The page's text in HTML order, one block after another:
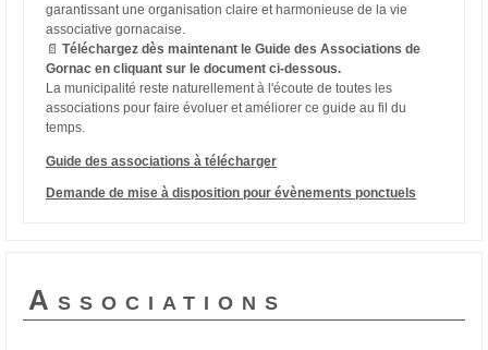
garantissant une organisation claire et harmonieuse de la vie
associative gornacaise.
📄 Téléchargez dès maintenant le Guide des Associations de
Gornac en cliquant sur le document ci-dessous.
La municipalité reste naturellement à l'écoute de toutes les
associations pour faire évoluer et améliorer ce guide au fil du
temps.
Guide des associations à télécharger
Demande de mise à disposition pour évènements ponctuels
Associations